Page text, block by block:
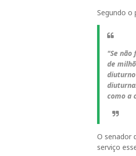
Segundo o
"Se não
de
como a
O senador
serviço